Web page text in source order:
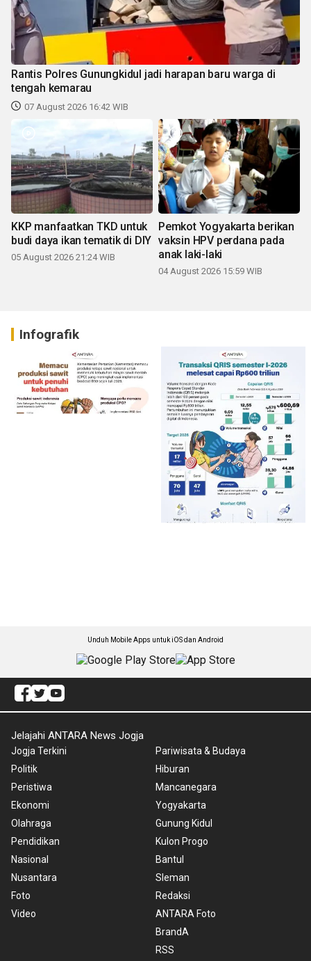
Rantis Polres Gunungkidul jadi harapan baru warga di
tengah kemarau
07 August 2026 16:42 WIB
KKP manfaatkan TKD untuk
budi daya ikan tematik di DIY
05 August 2026 21:24 WIB
Pemkot Yogyakarta berikan
vaksin HPV perdana pada
anak laki-laki
04 August 2026 15:59 WIB
Infografik
Unduh Mobile Apps untuk iOS dan Android
Jelajahi ANTARA News Jogja
Jogja Terkini
Politik
Peristiwa
Ekonomi
Olahraga
Pendidikan
Nasional
Nusantara
Foto
Video
Pariwisata & Budaya
Hiburan
Mancanegara
Yogyakarta
Gunung Kidul
Kulon Progo
Bantul
Sleman
Redaksi
ANTARA Foto
BrandA
RSS